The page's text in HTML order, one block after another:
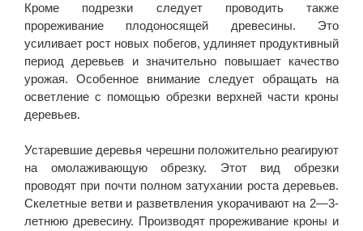
Кроме подрезки следует проводить также
прореживание плодоносящей древесины. Это
усиливает рост новых побегов, удлиняет продуктивный
период деревьев и значительно повышает качество
урожая. Особенное внимание следует обращать на
осветление с помощью обрезки верхней части кроны
деревьев.
Устаревшие деревья черешни положительно реагируют
на омолаживающую обрезку. Этот вид обрезки
проводят при почти полном затухании роста деревьев.
Скелетные ветви и разветвления укорачивают на 2—3-
летнюю древесину. Производят прореживание кроны и